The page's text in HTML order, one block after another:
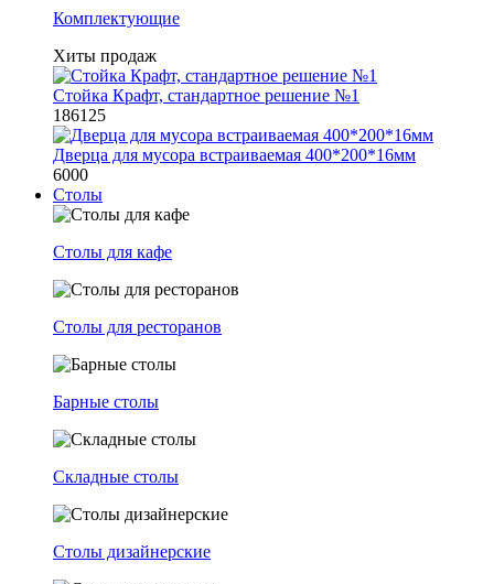
Комплектующие
Хиты продаж
Стойка Крафт, стандартное решение №1
186125
Дверца для мусора встраиваемая 400*200*16мм
6000
Столы
Столы для кафе
Столы для ресторанов
Барные столы
Складные столы
Столы дизайнерские